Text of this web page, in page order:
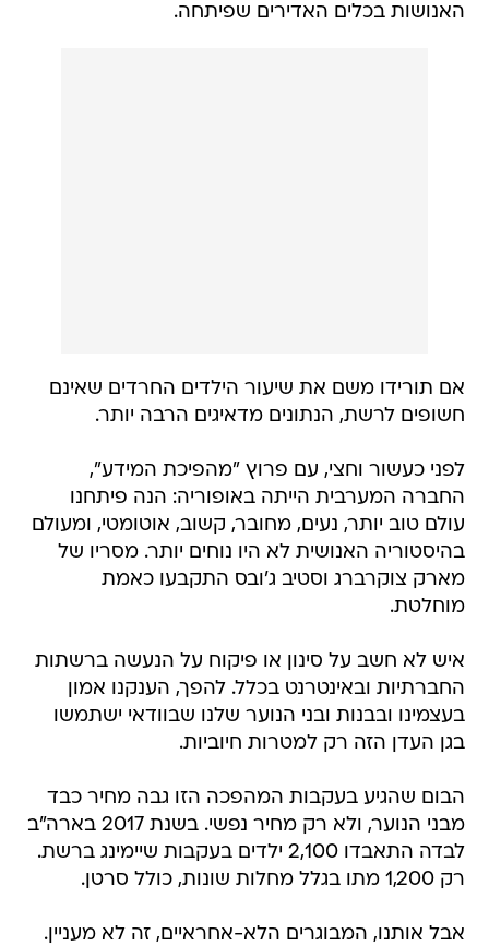
האנושות בכלים האדירים שפיתחה.
אם תורידו משם את שיעור הילדים החרדים שאינם
חשופים לרשת, הנתונים מדאיגים הרבה יותר.
לפני כעשור וחצי, עם פרוץ "מהפיכת המידע",
החברה המערבית הייתה באופוריה: הנה פיתחנו
עולם טוב יותר, נעים, מחובר, קשוב, אוטומטי, ומעולם
בהיסטוריה האנושית לא היו נוחים יותר. מסריו של
מארק צוקרברג וסטיב ג'ובס התקבעו כאמת
מוחלטת.
איש לא חשב על סינון או פיקוח על הנעשה ברשתות
החברתיות ובאינטרנט בכלל. להפך, הענקנו אמון
בעצמינו ובבנות ובני הנוער שלנו שבוודאי ישתמשו
בגן העדן הזה רק למטרות חיוביות.
הבום שהגיע בעקבות המהפכה הזו גבה מחיר כבד
מבני הנוער, ולא רק מחיר נפשי. בשנת 2017 בארה"ב
לבדה התאבדו 2,100 ילדים בעקבות שיימינג ברשת.
רק 1,200 מתו בגלל מחלות שונות, כולל סרטן.
אבל אותנו, המבוגרים הלא-אחראיים, זה לא מעניין.